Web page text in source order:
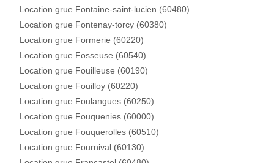
Location grue Fontaine-saint-lucien (60480)
Location grue Fontenay-torcy (60380)
Location grue Formerie (60220)
Location grue Fosseuse (60540)
Location grue Fouilleuse (60190)
Location grue Fouilloy (60220)
Location grue Foulangues (60250)
Location grue Fouquenies (60000)
Location grue Fouquerolles (60510)
Location grue Fournival (60130)